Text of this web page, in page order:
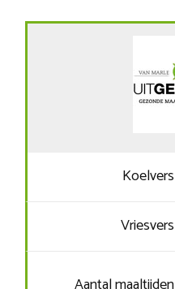
Koelvers
Vriesvers